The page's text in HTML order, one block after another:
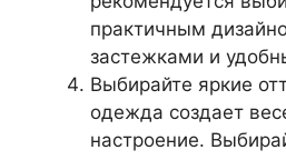
практичным
застежками и
Выбирайте яркие
одежда создает
настроение.